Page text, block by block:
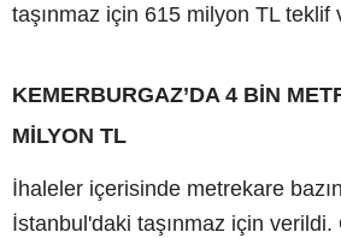
taşınmaz için 615 milyon TL teklif
KEMERBURGAZ’DA 4 BİN
MİLYON TL
İhaleler içerisinde metrekare
İstanbul'daki taşınmaz için